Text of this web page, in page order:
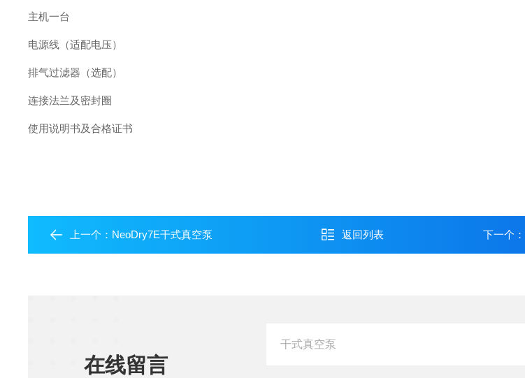
主机一台
电源线（适配电压）
排气过滤器（选配）
连接法兰及密封圈
使用说明书及合格证书
上一个： NeoDry7E干式真空泵 返回列表 下一个：
在线留言